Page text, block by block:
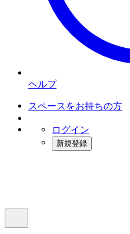
ヘルプ
スペースをお持ちの方
ログイン
新規登録